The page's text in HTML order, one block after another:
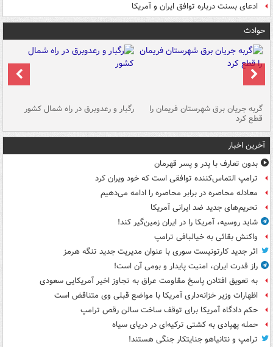
ادعای بسنت درباره توافق ایران و آمریکا
حوادث
گربه جریان برق شهرستان فریمان را
قطع کرد
رگبار و رعدوبرق در راه شمال کشور
آخرین اخبار
بدون تعارف با پدر و پسر قهرمان
ترامپ التماس‌کننده توافقی است که خود ویران کرد
معادله محاصره در برابر محاصره را ادامه می‌دهیم
تحریم‌های جدید ضد ایرانی آمریکا
شاید روسیه، آمریکا را در ایران زمین‌گیر کند!
واکنش بقائی به خیالبافی ترامپ
اثر جدید کارتونیست سوری با عنوان مدیریت جدید تنگه هرمز
راز قدرت ایران، امنیت پایدار و بومی آن است!
به تعویق افتادن پاسخ مقاومت عراق به تجاوز اخیر آمریکایی سعودی
اظهارات وزیر خزانه‌داری آمریکا با مواضع قبلی وی متناقض است
حکم دادگاه آمریکا برای توقف ساخت سالن رقص ترامپ
حمله پهپادی به کشتی ترکیه‌ای در دریای سیاه
ترامپ و نتانیاهو جنایتکار جنگی هستند!